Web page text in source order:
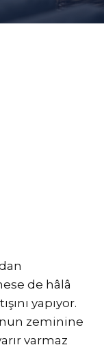
de hâlâ
yapıyor.
zeminine
varmaz